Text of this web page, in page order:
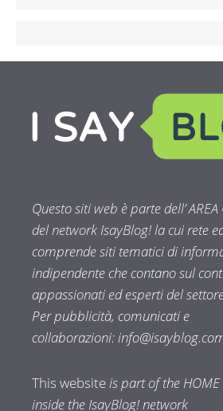
Questo siti web è parte dell’ AREA
del network IsayBlog! la cui rete
comprende siti tematici di
indipendente che contano sul
appassionati ed esperti del
Per pubblicità, comunicati e
collaborazioni:
This websiteis part of the HOME
inside the IsayBlog! network